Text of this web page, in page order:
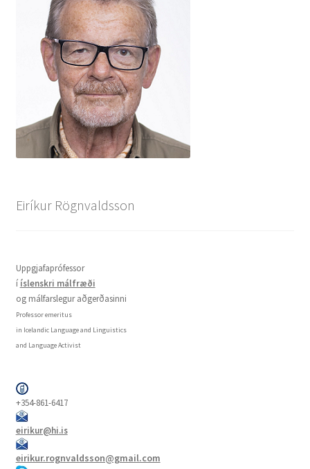
Eiríkur Rögnvaldsson
Uppgjafaprófessor
í íslenskri málfræði
og málfarslegur aðgerðasinni
Professor emeritus
in Icelandic Language and Linguistics
and Language Activist
+354-861-6417
eirikur@hi.is
eirikur.rognvaldsson@gmail.com